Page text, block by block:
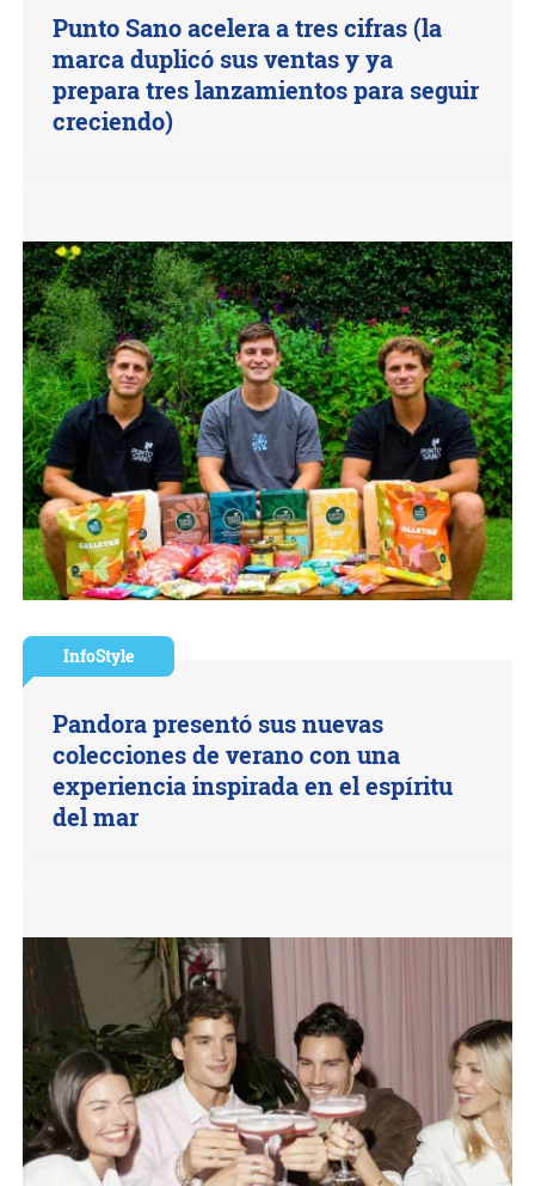
Punto Sano acelera a tres cifras (la
marca duplicó sus ventas y ya
prepara tres lanzamientos para seguir
creciendo)
InfoStyle
Pandora presentó sus nuevas
colecciones de verano con una
experiencia inspirada en el espíritu
del mar